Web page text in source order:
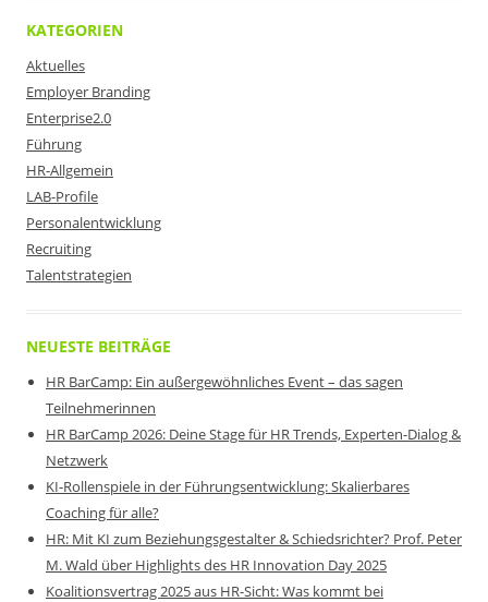
KATEGORIEN
Aktuelles
Employer Branding
Enterprise2.0
Führung
HR-Allgemein
LAB-Profile
Personalentwicklung
Recruiting
Talentstrategien
NEUESTE BEITRÄGE
HR BarCamp: Ein außergewöhnliches Event – das sagen
Teilnehmerinnen
HR BarCamp 2026: Deine Stage für HR Trends, Experten-Dialog &
Netzwerk
KI-Rollenspiele in der Führungsentwicklung: Skalierbares
Coaching für alle?
HR: Mit KI zum Beziehungsgestalter & Schiedsrichter? Prof. Peter
M. Wald über Highlights des HR Innovation Day 2025
Koalitionsvertrag 2025 aus HR-Sicht: Was kommt bei